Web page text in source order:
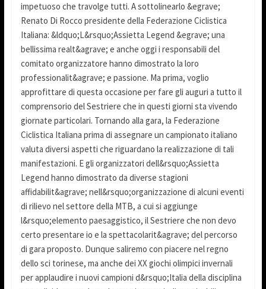
impetuoso che travolge tutti. A sottolinearlo &egrave;
Renato Di Rocco presidente della Federazione Ciclistica
Italiana: &ldquo;L&rsquo;Assietta Legend &egrave; una
bellissima realt&agrave; e anche oggi i responsabili del
comitato organizzatore hanno dimostrato la loro
professionalit&agrave; e passione. Ma prima, voglio
approfittare di questa occasione per fare gli auguri a tutto il
comprensorio del Sestriere che in questi giorni sta vivendo
giornate particolari. Tornando alla gara, la Federazione
Ciclistica Italiana prima di assegnare un campionato italiano
valuta diversi aspetti che riguardano la realizzazione di tali
manifestazioni. E gli organizzatori dell&rsquo;Assietta
Legend hanno dimostrato da diverse stagioni
affidabilit&agrave; nell&rsquo;organizzazione di alcuni eventi
di rilievo nel settore della MTB, a cui si aggiunge
l&rsquo;elemento paesaggistico, il Sestriere che non devo
certo presentare io e la spettacolarit&agrave; del percorso
di gara proposto. Dunque saliremo con piacere nel regno
dello sci torinese, ma anche dei XX giochi olimpici invernali
per applaudire i nuovi campioni d&rsquo;Italia della disciplina